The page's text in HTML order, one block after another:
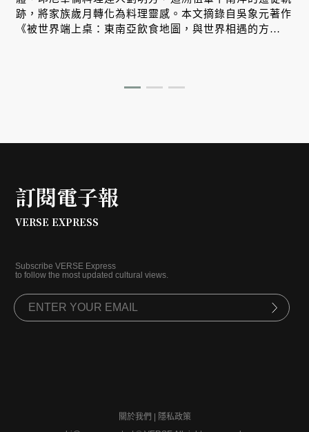
跡，將家族歲月轉化為料理靈感。本文摘錄自吳象元著作
《被世界端上桌：東南亞飲食地圖，與世界相遇的方
訂閱電子報
VERSE EXPRESS
Subscribe VERSE Express
to follow the most updated cultural views.
關於我們
隱私政策